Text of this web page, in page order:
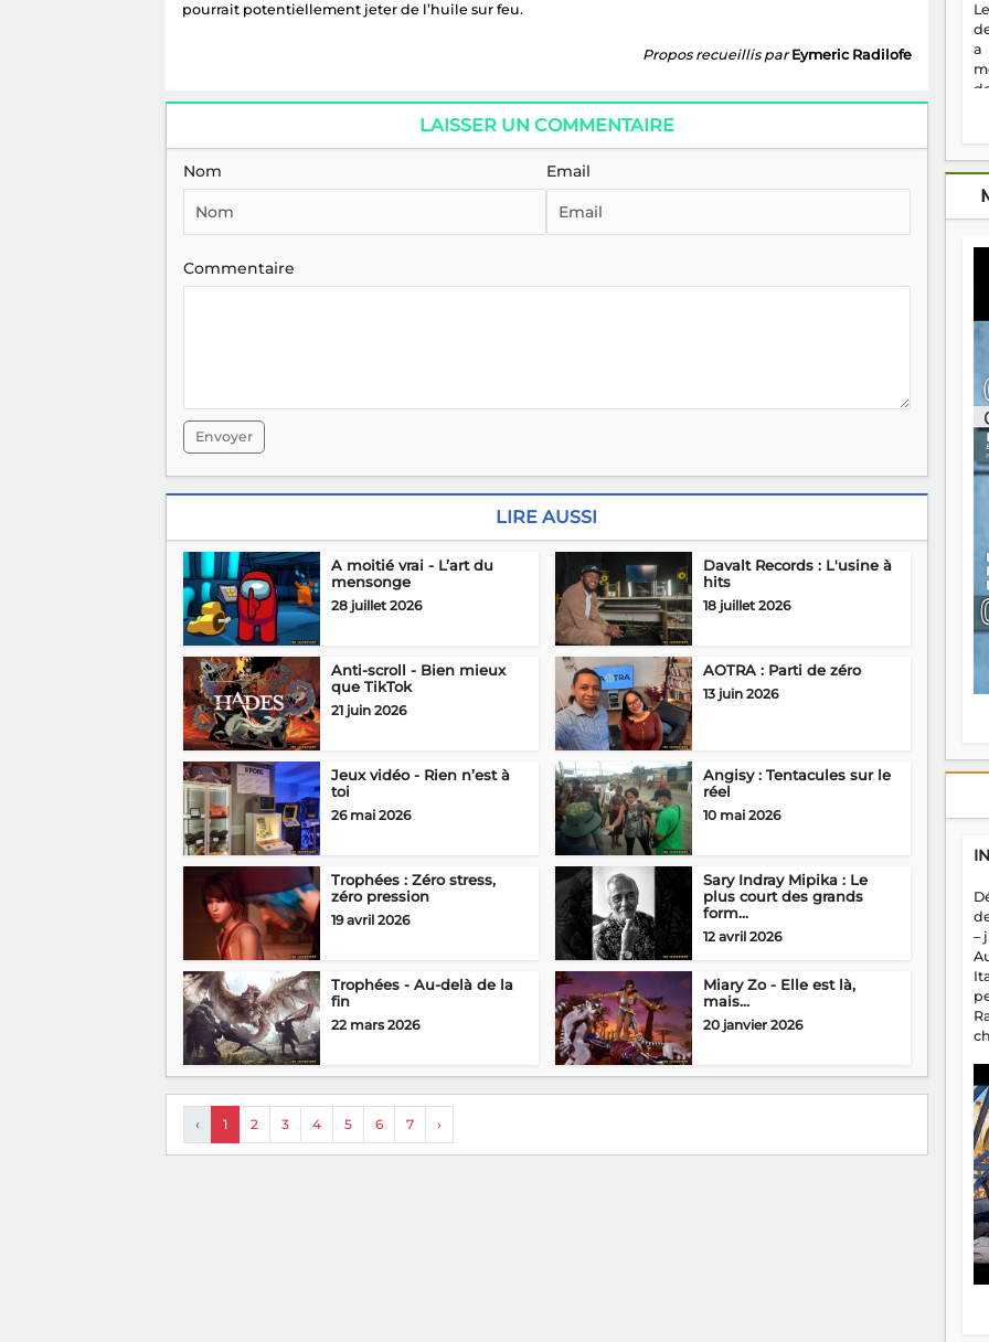
pourrait potentiellement jeter de l’huile sur feu.
Propos recueillis par Eymeric Radilofe
LAISSER UN COMMENTAIRE
Nom Email
Commentaire
Envoyer
LIRE AUSSI
A moitié vrai - L’art du
mensonge
28 juillet 2026
Davalt Records : L'usine à
hits
18 juillet 2026
Anti-scroll - Bien mieux
que TikTok
21 juin 2026
AOTRA : Parti de zéro
13 juin 2026
Jeux vidéo - Rien n’est à
toi
26 mai 2026
Angisy : Tentacules sur le
réel
10 mai 2026
Trophées : Zéro stress,
zéro pression
19 avril 2026
Sary Indray Mipika : Le
plus court des grands
form...
12 avril 2026
Trophées - Au-delà de la
fin
22 mars 2026
Miary Zo - Elle est là,
mais…
20 janvier 2026
‹ 1 2 3 4 5 6 7 ›
a
–